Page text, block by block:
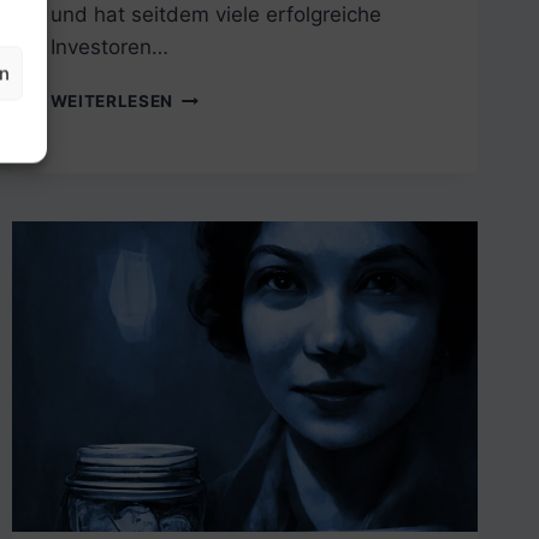
und hat seitdem viele erfolgreiche
Investoren…
WEITERLESEN WAS
WIE
GELD
VERDIENEN?